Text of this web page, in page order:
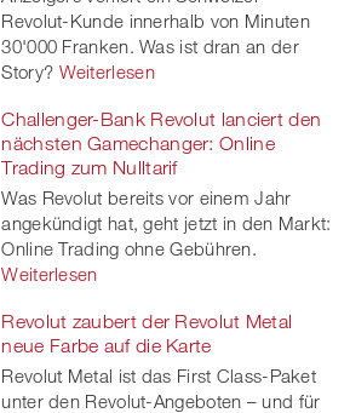
Revolut-Kunde innerhalb von Minuten
30'000 Franken. Was ist dran an der
Story? Weiterlesen
Challenger-Bank Revolut lanciert den
nächsten Gamechanger: Online
Trading zum Nulltarif
Was Revolut bereits vor einem Jahr
angekündigt hat, geht jetzt in den Markt:
Online Trading ohne Gebühren.
Weiterlesen
Revolut zaubert der Revolut Metal
neue Farbe auf die Karte
Revolut Metal ist das First Class-Paket
unter den Revolut-Angeboten – und für